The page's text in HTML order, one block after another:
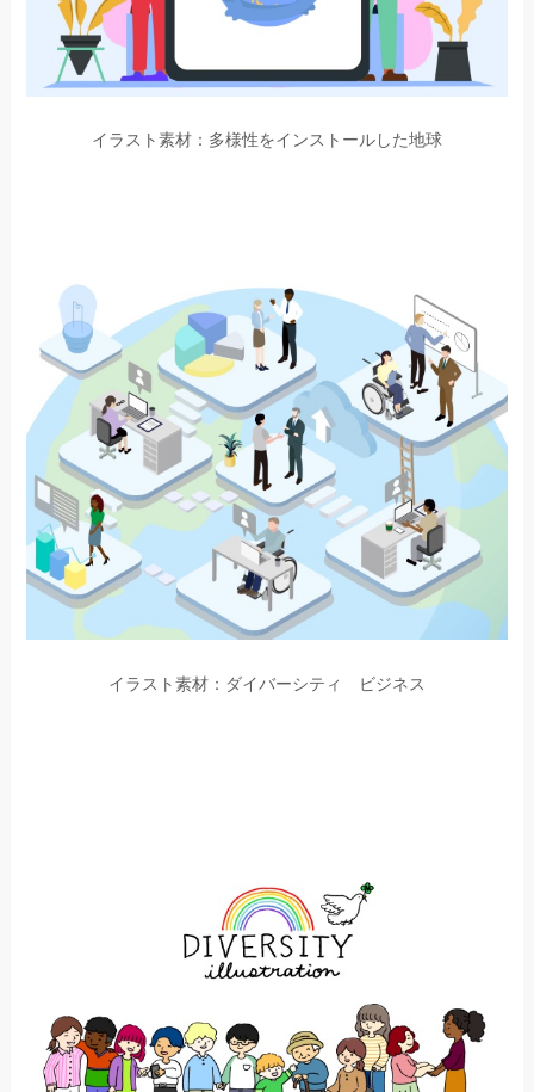
イラスト素材：多様性をインストールした地球
イラスト素材：ダイバーシティ ビジネス